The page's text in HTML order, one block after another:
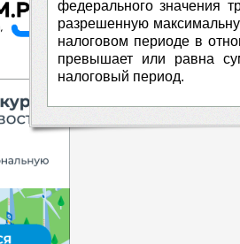
федерального значения
разрешенную
налоговом периоде в
превышает или равна
налоговый период.